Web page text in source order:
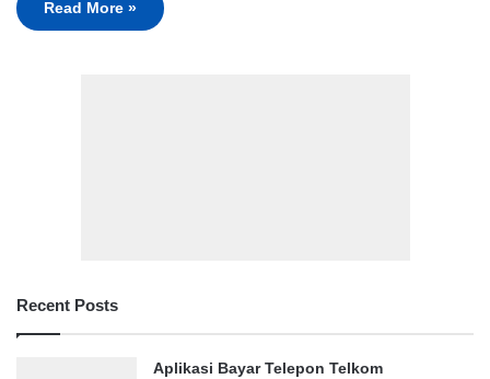
Read More »
Recent Posts
Aplikasi Bayar Telepon Telkom